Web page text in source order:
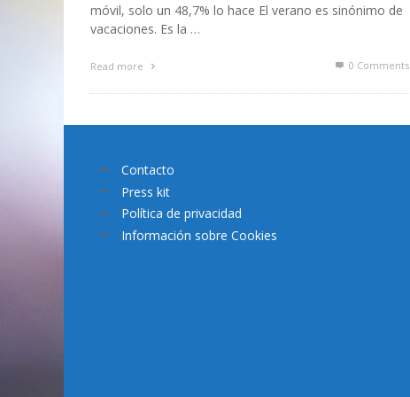
móvil, solo un 48,7% lo hace El verano es sinónimo de
vacaciones. Es la …
Read more 0 Comments
Contacto
Press kit
Política de privacidad
Información sobre Cookies